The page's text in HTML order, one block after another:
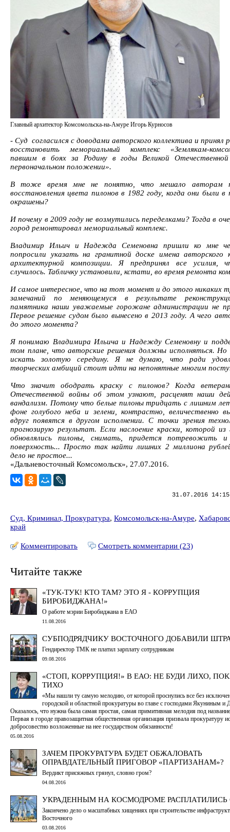
Главный архитектор Комсомольска-на-Амуре Игорь Курносов
- Суд согласился с доводами авторского коллектива и принял
восстановить мемориальный комплекс «Землякам-
павшим в боях за Родину в годы Великой
первоначальном положении».
В тоже время мне не понятно, что мешало авторам
восстановления цвета пилонов в 1982 году, когда они были в
окрашены?
И почему в 2009 году не возмутились переделками? Тогда в
город ремонтировал мемориальный комплекс.
Владимир Ильич и Надежда Семеновна пришли ко мне
попросили указать на гранитной доске имена авторского
архитектурной композиции. Я предпринял все усилия,
случилось. Табличку установили, кстати, во время ремонта
И самое интересное, что на тот момент и до этого никаких
замечаний по меняющемуся в результате
памятника наши уважаемые горожане администрации не
Первое решение судом было вынесено в 2013 году. А чего
до этого момента?
Я понимаю Владимира Ильича и Надежду Семеновну и
том плане, что авторские решения должны исполняться. Но
искать золотую середину. Я не думаю, что ради
творческих амбиций стоит идти на непонятные многим
Что значит ободрать краску с пилонов? Когда
Отечественной войны об этом узнают, расценят наши
вандализм. Потому что белые пилоны тридцать с лишним
фоне голубого неба и зелени, контрастно, величественно
вдруг появятся в другом исполнении. С точки зрения
прогнозирую результат. Если наслоение краски, которой из
обновлялись пилоны, снимать, придется потревожить
поверхность... Просто так найти лишних 2 миллиона
дело не простое...
«Дальневосточный Комсомольск», 27.07.2016.
31.07.2016
Суд, Криминал, Прокуратура, Комсомольск-на-Амуре,
край
Комментировать Смотреть комментарии (23)
Читайте также
«ТУК-ТУК! КТО ТАМ? ЭТО Я - КОРРУПЦИЯ
БИРОБИДЖАНА!»
О работе мэрии Биробиджана в ЕАО
11.08.2016
СУБПОДРЯДЧИКУ ВОСТОЧНОГО ДОБАВИЛИ
Гендиректор ТМК не платил зарплату сотрудникам
09.08.2016
«СТОП, КОРРУПЦИЯ!» В ЕАО: НЕ БУДИ ЛИХО,
ТИХО
«Мы нашли ту самую мелодию, от которой проснулись все без
городской и областной прокуратуры во главе с господами Якуниным и
Оказалось, что нужна была самая простая, самая примитивная мелодия под
Первая в городе правозащитная общественная организация призвала прокуратуру
добросовестно возложенные на нее государством обязанности!
05.08.2016
ЗАЧЕМ ПРОКУРАТУРА БУДЕТ ОБЖАЛОВАТЬ
ОПРАВДАТЕЛЬНЫЙ ПРИГОВОР «ПАРТИЗАНАМ»?
Вердикт присяжных грянул, словно гром?
04.08.2016
УКРАДЕННЫМ НА КОСМОДРОМЕ РАСПЛАТИЛИСЬ
Закончено дело о масштабных хищениях при строительстве
Восточного
03.08.2016